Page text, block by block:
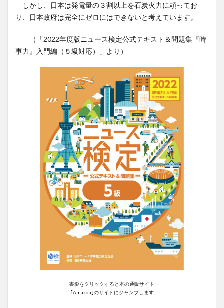
しかし、日本は発電量の３割以上を石炭火力に頼ってお
り、日本政府は完全にゼロにはできないと考えています。
（「2022年度版ニュース検定公式テキスト＆問題集『時
事力』入門編（５級対応）」より）
書影をクリックすると本の通販サイト
｢Amazon｣のサイトにジャンプします